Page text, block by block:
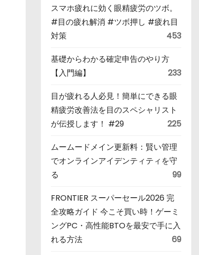
スマホ疲れに効く眼精疲労のツボ。
#目の疲れ解消 #ツボ押し #疲れ目
対策
453
基礎からわかる確定申告のやり方
【入門編】
233
目が疲れる人必見！簡単にできる眼
精疲労改善法を目のスペシャリスト
が伝授します！ #29
225
ムームードメイン更新料：賢い管理
でオンラインアイデンティティを守
る
99
FRONTIER スーパーセール2026 完
全攻略ガイド 今こそ買い時！ゲーミ
ングPC・高性能BTOを最安で手に入
れる方法
69